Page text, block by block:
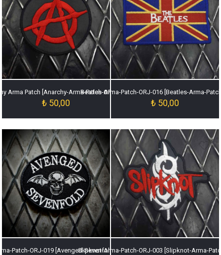
Arma Patch [Anarchy-Arma-Patch-ORJ-020]
₺ 50,00
Beatles-Arma-Patch-ORJ-016 [Beatles-Arma-
₺ 50,00
Patch-ORJ-019 [Avenged-Sevenfold-Arma-Patch-ORJ-019]
Slipknot-Arma-Patch-ORJ-003 [Slipknot-Arma-